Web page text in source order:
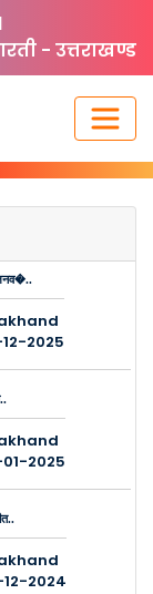
- उत्तराखण्ड
2025
2025
2024